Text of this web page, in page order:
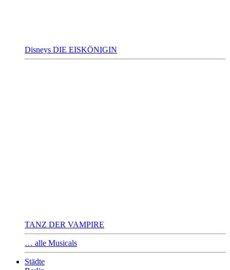
Disneys DIE EISKÖNIGIN
TANZ DER VAMPIRE
… alle Musicals
Städte